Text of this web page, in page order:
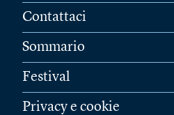
Contattaci
Sommario
Festival
Privacy e cookie